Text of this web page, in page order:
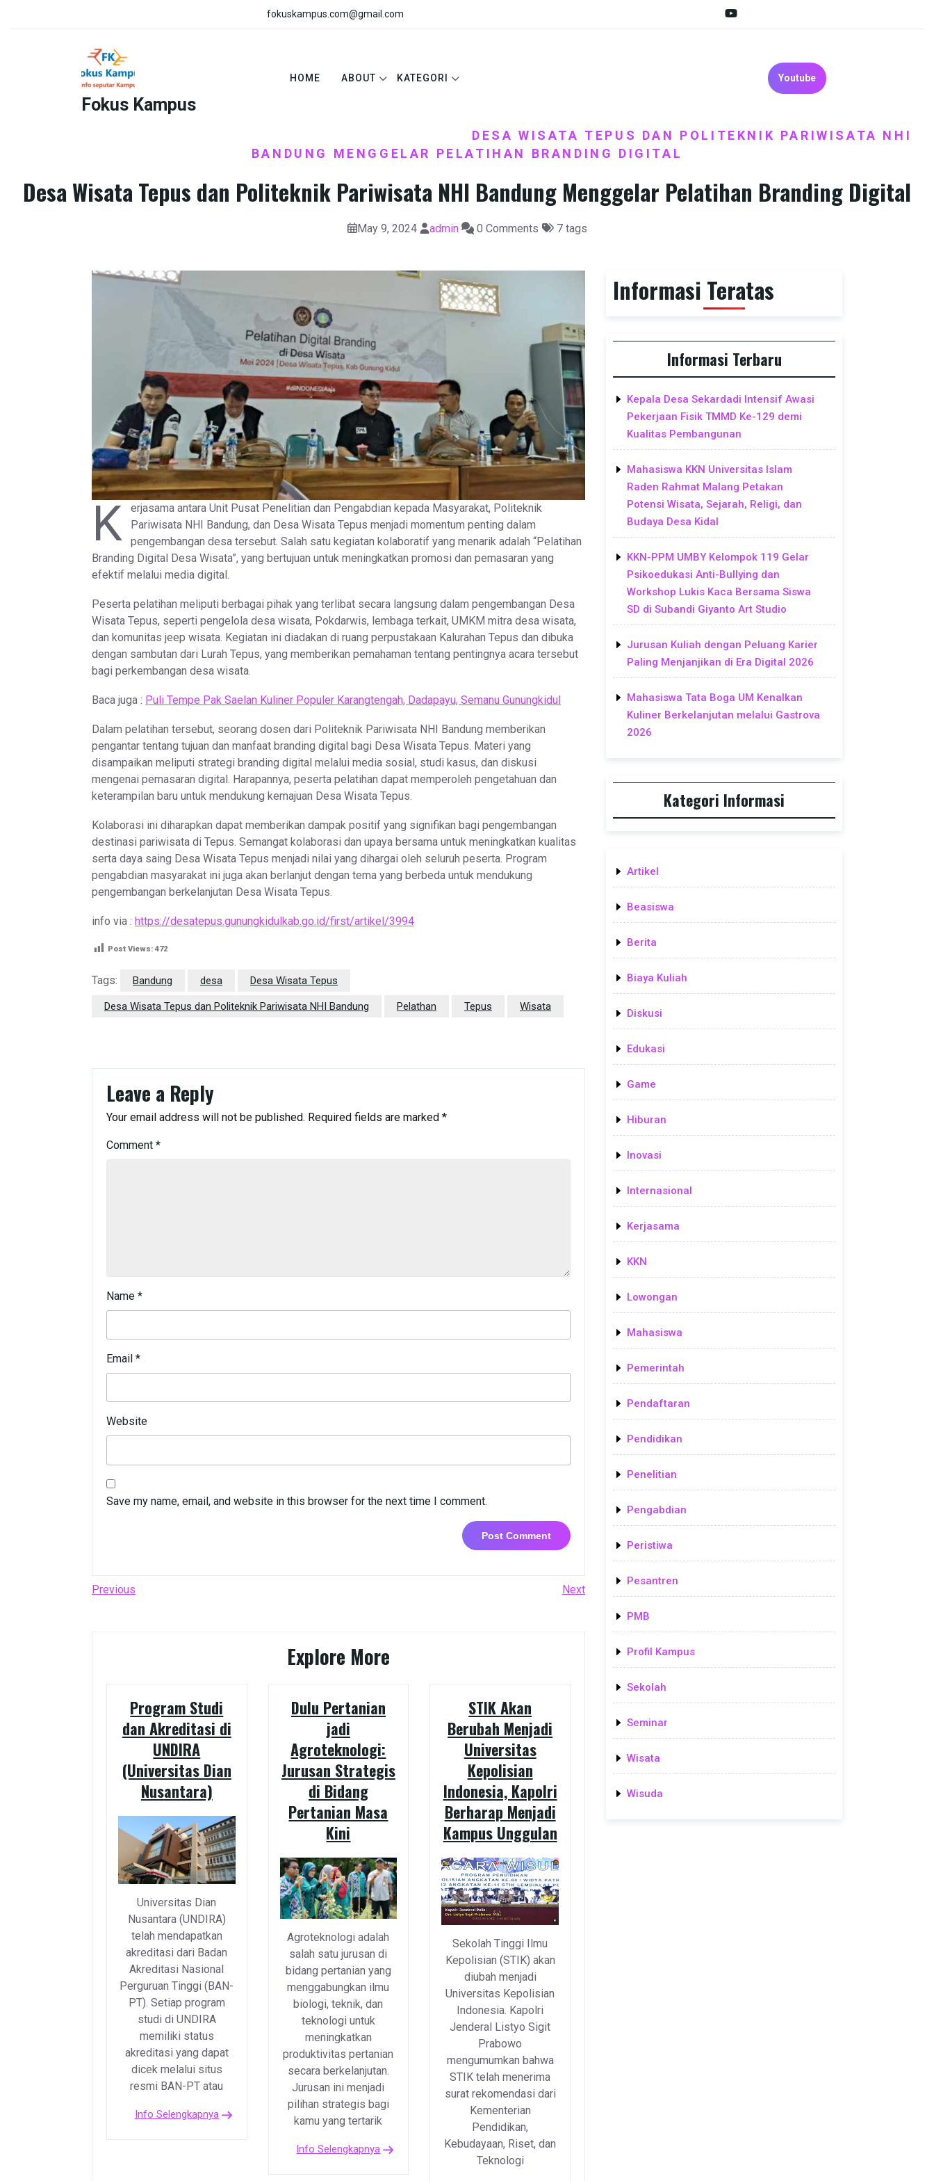
fokuskampus.com@gmail.com
Fokus Kampus
HOME ABOUT KATEGORI Youtube
DESA WISATA TEPUS DAN POLITEKNIK PARIWISATA NHI
BANDUNG MENGGELAR PELATIHAN BRANDING DIGITAL
Desa Wisata Tepus dan Politeknik Pariwisata NHI Bandung Menggelar Pelatihan Branding Digital
May 9, 2024 admin 0 Comments 7 tags
K
erjasama antara Unit Pusat Penelitian dan Pengabdian kepada Masyarakat, Politeknik
Pariwisata NHI Bandung, dan Desa Wisata Tepus menjadi momentum penting dalam
pengembangan desa tersebut. Salah satu kegiatan kolaboratif yang menarik adalah “Pelatihan
Branding Digital Desa Wisata”, yang bertujuan untuk meningkatkan promosi dan pemasaran yang
efektif melalui media digital.
Peserta pelatihan meliputi berbagai pihak yang terlibat secara langsung dalam pengembangan Desa
Wisata Tepus, seperti pengelola desa wisata, Pokdarwis, lembaga terkait, UMKM mitra desa wisata,
dan komunitas jeep wisata. Kegiatan ini diadakan di ruang perpustakaan Kalurahan Tepus dan dibuka
dengan sambutan dari Lurah Tepus, yang memberikan pemahaman tentang pentingnya acara tersebut
bagi perkembangan desa wisata.
Baca juga : Puli Tempe Pak Saelan Kuliner Populer Karangtengah, Dadapayu, Semanu Gunungkidul
Dalam pelatihan tersebut, seorang dosen dari Politeknik Pariwisata NHI Bandung memberikan
pengantar tentang tujuan dan manfaat branding digital bagi Desa Wisata Tepus. Materi yang
disampaikan meliputi strategi branding digital melalui media sosial, studi kasus, dan diskusi
mengenai pemasaran digital. Harapannya, peserta pelatihan dapat memperoleh pengetahuan dan
keterampilan baru untuk mendukung kemajuan Desa Wisata Tepus.
Kolaborasi ini diharapkan dapat memberikan dampak positif yang signifikan bagi pengembangan
destinasi pariwisata di Tepus. Semangat kolaborasi dan upaya bersama untuk meningkatkan kualitas
serta daya saing Desa Wisata Tepus menjadi nilai yang dihargai oleh seluruh peserta. Program
pengabdian masyarakat ini juga akan berlanjut dengan tema yang berbeda untuk mendukung
pengembangan berkelanjutan Desa Wisata Tepus.
info via : https://desatepus.gunungkidulkab.go.id/first/artikel/3994
Post Views: 472
Tags: Bandung desa Desa Wisata Tepus
Desa Wisata Tepus dan Politeknik Pariwisata NHI Bandung Pelathan Tepus Wisata
Leave a Reply
Your email address will not be published. Required fields are marked *
Comment *
Name *
Email *
Website
Save my name, email, and website in this browser for the next time I comment.
Post
Previous
Previous
Next
Next
Explore More
Program Studi
dan Akreditasi di
UNDIRA
(Universitas Dian
Nusantara)
Universitas Dian
Nusantara (UNDIRA)
telah mendapatkan
akreditasi dari Badan
Akreditasi Nasional
Perguruan Tinggi (BAN-
PT). Setiap program
studi di UNDIRA
memiliki status
akreditasi yang dapat
dicek melalui situs
resmi BAN-PT atau
Info Selengkapnya
Dulu Pertanian
jadi
Agroteknologi:
Jurusan Strategis
di Bidang
Pertanian Masa
Kini
Agroteknologi adalah
salah satu jurusan di
bidang pertanian yang
menggabungkan ilmu
biologi, teknik, dan
teknologi untuk
meningkatkan
produktivitas pertanian
secara berkelanjutan.
Jurusan ini menjadi
pilihan strategis bagi
kamu yang tertarik
Info Selengkapnya
STIK Akan
Berubah Menjadi
Universitas
Kepolisian
Indonesia, Kapolri
Berharap Menjadi
Kampus Unggulan
Sekolah Tinggi Ilmu
Kepolisian (STIK) akan
diubah menjadi
Universitas Kepolisian
Indonesia. Kapolri
Jenderal Listyo Sigit
Prabowo
mengumumkan bahwa
STIK telah menerima
surat rekomendasi dari
Kementerian
Pendidikan,
Kebudayaan, Riset, dan
Teknologi
Informasi Teratas
Informasi Terbaru
Kepala Desa Sekardadi Intensif Awasi
Pekerjaan Fisik TMMD Ke-129 demi
Kualitas Pembangunan
Mahasiswa KKN Universitas Islam
Raden Rahmat Malang Petakan
Potensi Wisata, Sejarah, Religi, dan
Budaya Desa Kidal
KKN-PPM UMBY Kelompok 119 Gelar
Psikoedukasi Anti-Bullying dan
Workshop Lukis Kaca Bersama Siswa
SD di Subandi Giyanto Art Studio
Jurusan Kuliah dengan Peluang Karier
Paling Menjanjikan di Era Digital 2026
Mahasiswa Tata Boga UM Kenalkan
Kuliner Berkelanjutan melalui Gastrova
2026
Kategori Informasi
Artikel
Beasiswa
Berita
Biaya Kuliah
Diskusi
Edukasi
Game
Hiburan
Inovasi
Internasional
Kerjasama
KKN
Lowongan
Mahasiswa
Pemerintah
Pendaftaran
Pendidikan
Penelitian
Pengabdian
Peristiwa
Pesantren
PMB
Profil Kampus
Sekolah
Seminar
Wisata
Wisuda